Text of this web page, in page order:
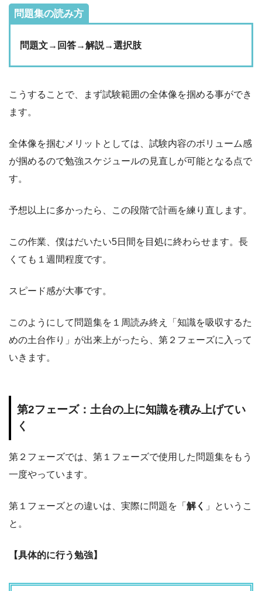
問題集の読み方
問題文→回答→解説→選択肢
こうすることで、まず試験範囲の全体像を掴める事ができ
ます。
全体像を掴むメリットとしては、試験内容のボリューム感
が掴めるので勉強スケジュールの見直しが可能となる点で
す。
予想以上に多かったら、この段階で計画を練り直します。
この作業、僕はだいたい5日間を目処に終わらせます。長
くても１週間程度です。
スピード感が大事です。
このようにして問題集を１周読み終え「知識を吸収するた
めの土台作り」が出来上がったら、第２フェーズに入って
いきます。
第2フェーズ：土台の上に知識を積み上げてい
く
第２フェーズでは、第１フェーズで使用した問題集をもう
一度やっています。
第１フェーズとの違いは、実際に問題を「 解く 」というこ
と。
【具体的に行う勉強】